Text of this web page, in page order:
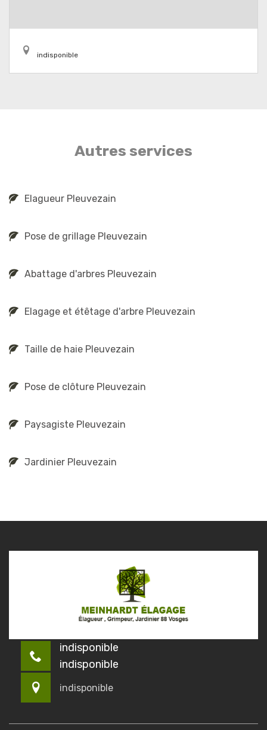
indisponible
Autres services
Elagueur Pleuvezain
Pose de grillage Pleuvezain
Abattage d'arbres Pleuvezain
Elagage et étêtage d'arbre Pleuvezain
Taille de haie Pleuvezain
Pose de clôture Pleuvezain
Paysagiste Pleuvezain
Jardinier Pleuvezain
indisponible
indisponible
indisponible